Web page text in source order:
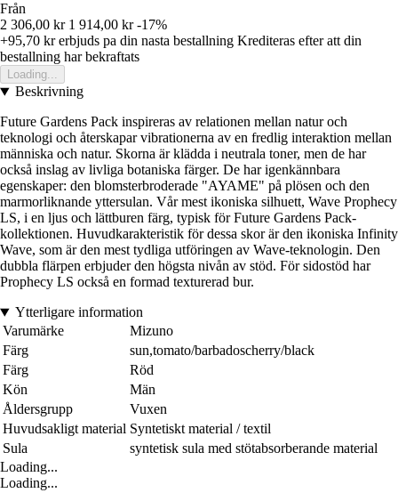
Från
2 306,00 kr 1 914,00 kr -17%
+95,70 krerbjuds pa din nasta bestallning Krediteras efter att din
bestallning har bekraftats
Loading...
Beskrivning
Future Gardens Pack inspireras av relationen mellan natur och
teknologi och återskapar vibrationerna av en fredlig interaktion mellan
människa och natur. Skorna är klädda i neutrala toner, men de har
också inslag av livliga botaniska färger. De har igenkännbara
egenskaper: den blomsterbroderade "AYAME" på plösen och den
marmorliknande yttersulan. Vår mest ikoniska silhuett, Wave Prophecy
LS, i en ljus och lättburen färg, typisk för Future Gardens Pack-
kollektionen. Huvudkarakteristik för dessa skor är den ikoniska Infinity
Wave, som är den mest tydliga utföringen av Wave-teknologin. Den
dubbla flärpen erbjuder den högsta nivån av stöd. För sidostöd har
Prophecy LS också en formad texturerad bur.
Ytterligare information
Varumärke
Mizuno
Färg
sun,tomato/barbadoscherry/black
Färg
Röd
Kön
Män
Åldersgrupp
Vuxen
Huvudsakligt material Syntetiskt material / textil
Sula
syntetisk sula med stötabsorberande material
Loading...
Loading...